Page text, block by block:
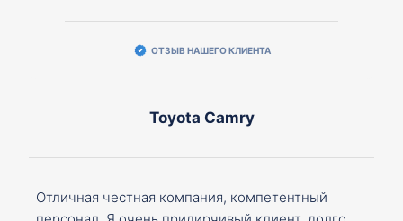
ОТЗЫВ НАШЕГО КЛИЕНТА
Toyota Camry
Отличная честная компания, компетентный